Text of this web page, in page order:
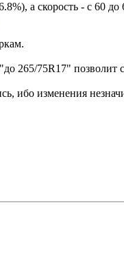
а скорость - с 60 до
265/75R17" позволит
ибо изменения